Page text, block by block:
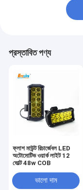
প্রস্তাবিত পণ্য
ফ্লাশ মাউন্ট রিচার্জেবল LED
অটোমোটিভ ওয়ার্ক লাইট 12
ভোল্ট 48w COB
ভালো দাম